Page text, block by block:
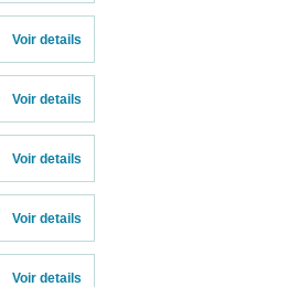
Voir details
Voir details
Voir details
Voir details
Voir details